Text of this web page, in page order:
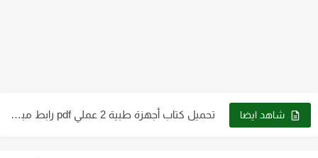
شاهد ايضا تحميل كتاب أجهزة طبية 2 عملي pdf رابط مباشر